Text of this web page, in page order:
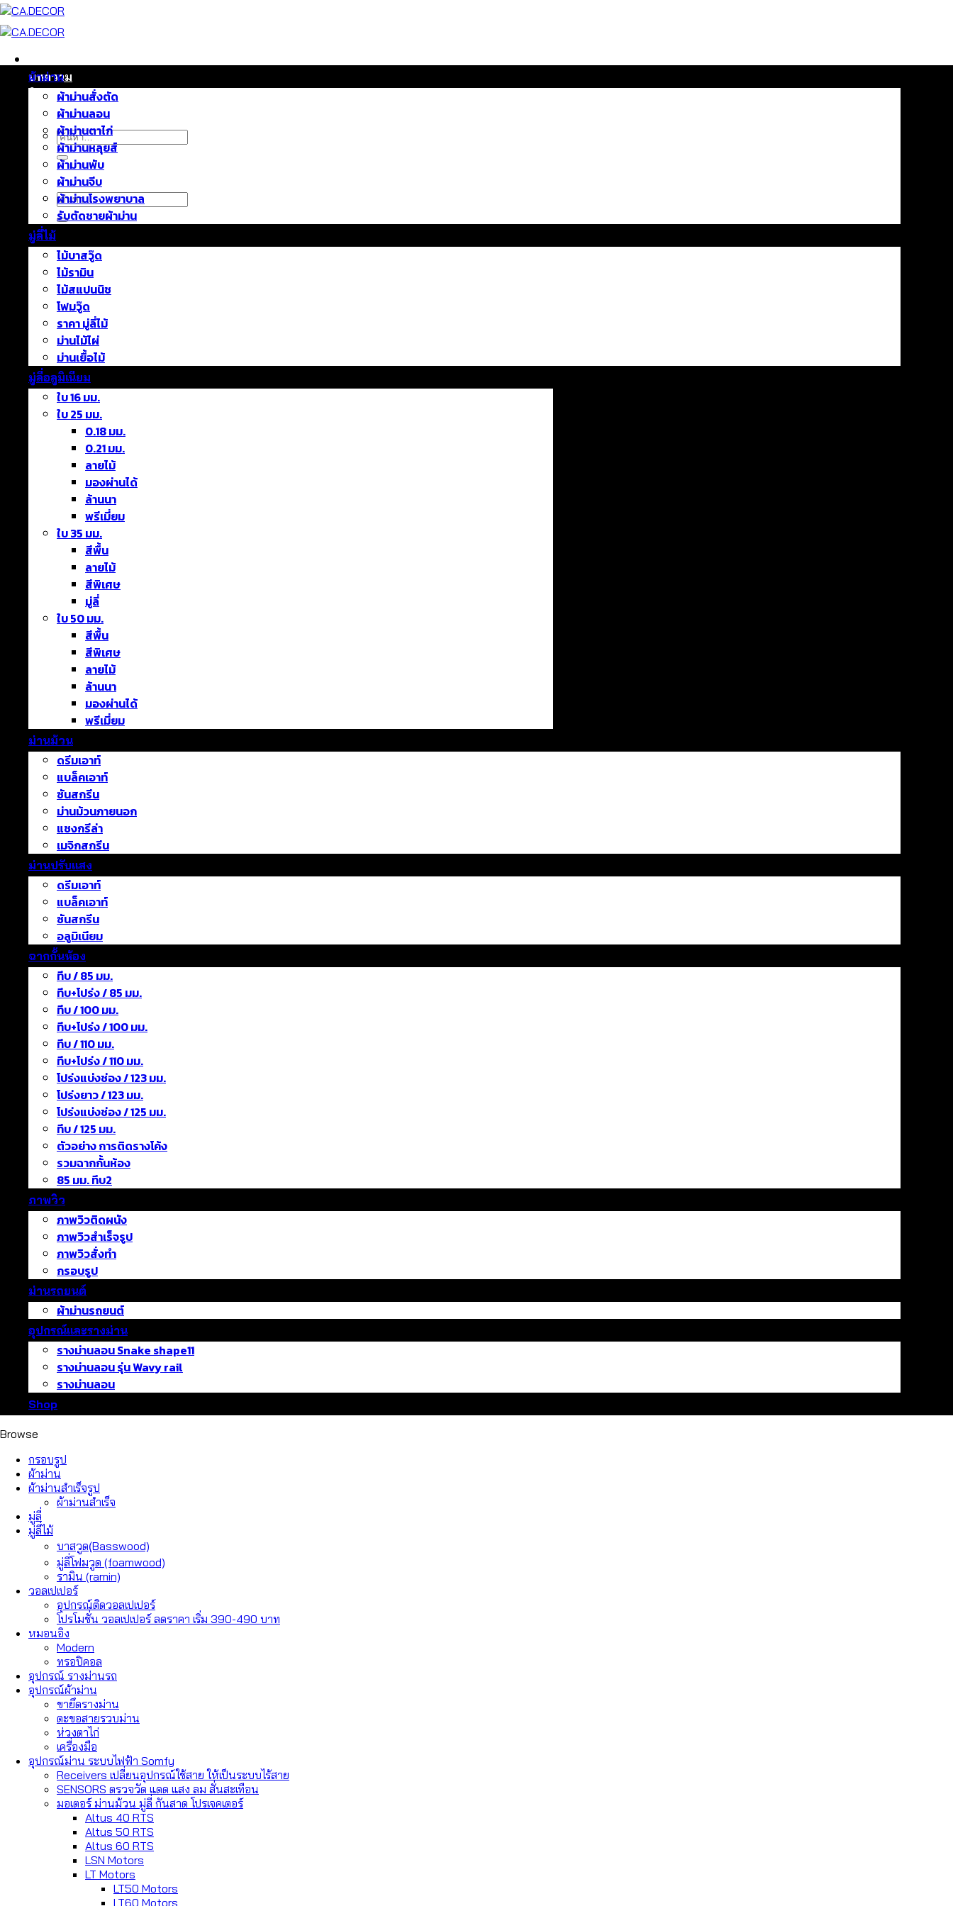
ข้าม
ยัง
บทความ
ติดต่อเรา
เกี่ยวกับเรา
ค้นหา:
ค้นหา:
ผ้าม่าน
ผ้าม่านสั่งตัด
ผ้าม่านลอน
ผ้าม่านตาไก่
ผ้าม่านหลุยส์
ผ้าม่านพับ
ผ้าม่านจีบ
ผ้าม่านโรงพยาบาล
รับตัดชายผ้าม่าน
มู่ลี่ไม้
ไม้บาสวู๊ด
ไม้รามิน
ไม้สแปนนิช
โฟมวู๊ด
ราคา มู่ลี่ไม้
ม่านไม้ไผ่
ม่านเยื้อไม้
มู่ลี่อลูมิเนียม
ใบ 16 มม.
ใบ 25 มม.
0.18 มม.
0.21 มม.
ลายไม้
มองผ่านได้
ล้านนา
พรีเมี่ยม
ใบ 35 มม.
สีพื้น
ลายไม้
สีพิเศษ
มู่ลี่
ใบ 50 มม.
สีพื้น
สีพิเศษ
ลายไม้
ล้านนา
มองผ่านได้
พรีเมี่ยม
ม่านม้วน
ดรีมเอาท์
แบล็คเอาท์
ซันสกรีน
ม่านม้วนภายนอก
แชงกรีล่า
เมจิกสกรีน
ม่านปรับแสง
ดรีมเอาท์
แบล็คเอาท์
ซันสกรีน
อลูมิเนียม
ฉากกั้นห้อง
ทึบ / 85 มม.
ทึบ+โปร่ง / 85 มม.
ทึบ / 100 มม.
ทึบ+โปร่ง / 100 มม.
ทึบ / 110 มม.
ทึบ+โปร่ง / 110 มม.
โปร่งแบ่งช่อง / 123 มม.
โปร่งยาว / 123 มม.
โปร่งแบ่งช่อง / 125 มม.
ทึบ / 125 มม.
ตัวอย่าง การติดรางโค้ง
รวมฉากกั้นห้อง
85 มม. ทึบ2
ภาพวิว
ภาพวิวติดผนัง
ภาพวิวสำเร็จรูป
ภาพวิวสั่งทำ
กรอบรูป
ม่านรถยนต์
ผ้าม่านรถยนต์
อุปกรณ์และรางม่าน
รางม่านลอน Snake shape11
รางม่านลอน รุ่น Wavy rail
รางม่านลอน
Shop
Browse
กรอบรูป
ผ้าม่าน
ผ้าม่านสำเร็จรูป
ผ้าม่านสำเร็จ
มู่ลี่
มู่ลี่ไม้
บาสวูด(ฺBasswood)
มู่ลี่โฟมวูด (foamwood)
รามิน (ramin)
วอลเปเปอร์
อุปกรณ์ติดวอลเปเปอร์
โปรโมชั่น วอลเปเปอร์ ลดราคา เริ่ม 390-490 บาท
หมอนอิง
Modern
ทรอปิคอล
อุปกรณ์ รางม่านรถ
อุปกรณ์ผ้าม่าน
ขายึดรางม่าน
ตะขอสายรวบม่าน
ห่วงตาไก่
เครื่องมือ
อุปกรณ์ม่าน ระบบไฟฟ้า Somfy
Receivers เปลี่ยนอุปกรณ์ใช้สาย ให้เป็นระบบไร้สาย
SENSORS ตรวจวัด แดด แสง ลม สั่นสะเทือน
มอเตอร์ ม่านม้วน มู่ลี่ กันสาด โปรเจคเตอร์
Altus 40 RTS
Altus 50 RTS
Altus 60 RTS
LSN Motors
LT Motors
LT50 Motors
LT60 Motors